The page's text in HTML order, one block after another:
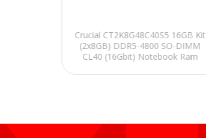
Crucial CT2K8G48C40S5 16GB Kit
(2x8GB) DDR5-4800 SO-DIMM
CL40 (16Gbit) Notebook Ram